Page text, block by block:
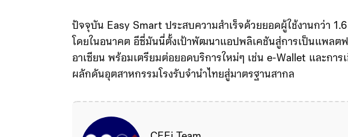
ISO/IEC 27001
ปัจจุบัน Easy Smart ประสบความสำเร็จด้วยยอดผู้ใช้งานกว่า
โดยในอนาคต อีซี่มันนี่ตั้งเป้าพัฒนาแอปพลิเคชันสู่การเป็นแพลต